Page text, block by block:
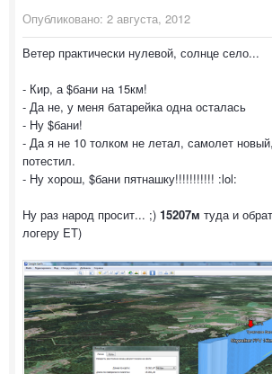
Опубликовано: 2 августа, 2012
Ветер практически нулевой, солнце село...
- Кир, а $бани на 15км!
- Да не, у меня батарейка одна осталась
- Ну $бани!
- Да я не 10 толком не летал, самолет
потестил.
- Ну хорош, $бани пятнашку!!!!!!!!!!! :lol:
Ну раз народ просит... ;) 15207м туда и
логеру ET)